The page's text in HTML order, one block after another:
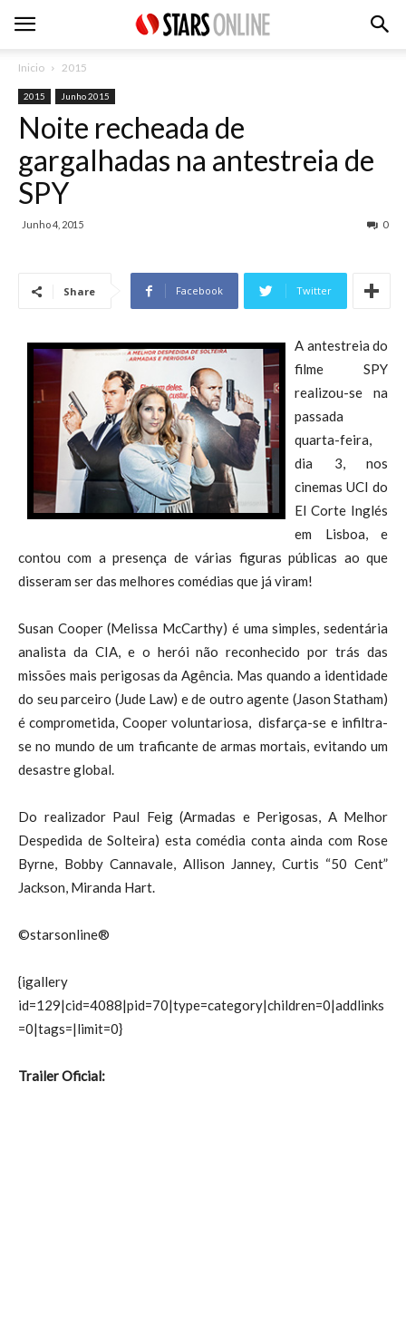
Inicio 2015
2015 Junho 2015
Noite recheada de
gargalhadas na antestreia de
SPY
Junho 4, 2015 0
Share Facebook Twitter
A antestreia do
filme SPY
realizou-se na
passada
quarta-feira,
dia 3, nos
cinemas UCI do
El Corte Inglés
em Lisboa, e
contou com a presença de várias figuras públicas ao que
disseram ser das melhores comédias que já viram!
Susan Cooper (Melissa McCarthy) é uma simples, sedentária
analista da CIA, e o herói não reconhecido por trás das
missões mais perigosas da Agência. Mas quando a identidade
do seu parceiro (Jude Law) e de outro agente (Jason Statham)
é comprometida, Cooper voluntariosa, disfarça-se e infiltra-
se no mundo de um traficante de armas mortais, evitando um
desastre global.
Do realizador Paul Feig (Armadas e Perigosas, A Melhor
Despedida de Solteira) esta comédia conta ainda com Rose
Byrne, Bobby Cannavale, Allison Janney, Curtis “50 Cent”
Jackson, Miranda Hart.
©starsonline®
{igallery
id=129|cid=4088|pid=70|type=category|children=0|addlinks
=0|tags=|limit=0}
Trailer Oficial: